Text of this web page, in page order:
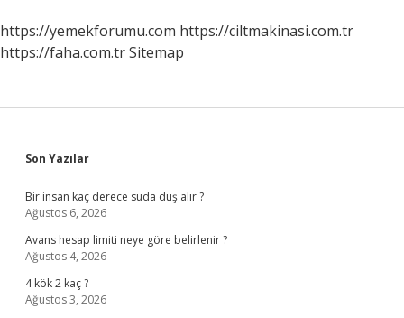
https://yemekforumu.com https://ciltmakinasi.com.tr
https://faha.com.trSitemap
Sidebar
Son Yazılar
Bir insan kaç derece suda duş alır ?
Ağustos 6, 2026
Avans hesap limiti neye göre belirlenir ?
Ağustos 4, 2026
4 kök 2 kaç ?
Ağustos 3, 2026